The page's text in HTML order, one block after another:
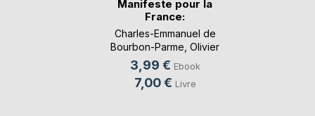
Manifeste pour la
France:
Charles-Emmanuel de
Bourbon-Parme Olivier
Leconte
3,99 € Ebook
7,00 € Livre